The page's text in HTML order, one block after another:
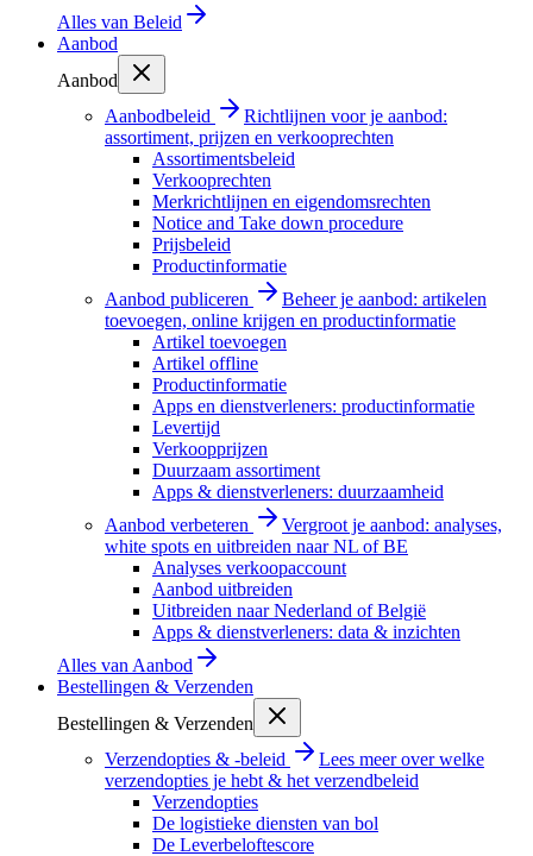
Alles van Beleid
Aanbod
Aanbod
Aanbodbeleid
Richtlijnen voor je aanbod:
assortiment, prijzen en verkooprechten
Assortimentsbeleid
Verkooprechten
Merkrichtlijnen en eigendomsrechten
Notice and Take down procedure
Prijsbeleid
Productinformatie
Aanbod publiceren
Beheer je aanbod: artikelen
toevoegen, online krijgen en productinformatie
Artikel toevoegen
Artikel offline
Productinformatie
Apps en dienstverleners: productinformatie
Levertijd
Verkoopprijzen
Duurzaam assortiment
Apps & dienstverleners: duurzaamheid
Aanbod verbeteren
Vergroot je aanbod: analyses,
white spots en uitbreiden naar NL of BE
Analyses verkoopaccount
Aanbod uitbreiden
Uitbreiden naar Nederland of België
Apps & dienstverleners: data & inzichten
Alles van Aanbod
Bestellingen & Verzenden
Bestellingen & Verzenden
Verzendopties & -beleid
Lees meer over welke
verzendopties je hebt & het verzendbeleid
Verzendopties
De logistieke diensten van bol
De Leverbeloftescore